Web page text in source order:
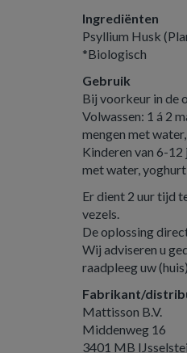
Ingrediënten
Psyllium Husk
*Biologisch
Gebruik
Bij voorkeur in de
Volwassen: 1 á 2
mengen met
Kinderen van 6-
met water,
Er dient 2 uur tijd
vezels.
De oplossing
Wij adviseren u
raadpleeg uw
Fabrikant/
Mattisson B.V.
Middenweg 16
3401 MB